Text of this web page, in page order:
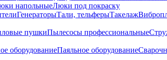
напольныеЛюки под покраску
ГенераторыТали, тельферыТакелаж
пушкиПылесосы профессиональные
оборудованиеПаяльное оборудование